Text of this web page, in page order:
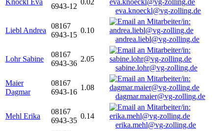
Knöckl Eva
6943-12
0.02
eva.knoeckl@vg-zolling.de
Liebl Andrea
08167
6943-15
0.10
andrea.liebl@vg-zolling.de
Lohr Sabine
08167
6943-36
2.05
sabine.lohr@vg-zolling.de
Maier
Dagmar
08167
6943-16
1.08
dagmar.maier@vg-zolling.de
Mehl Erika
08167
6943-35
0.14
erika.mehl@vg-zolling.de